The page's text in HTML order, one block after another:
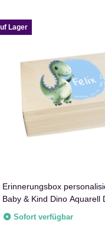
Lager
Erinnerungsbox
Baby & Kind Dino Aquarell
farbig Geburt Holzkiste
Erinnerungskiste
Sofort verfügbar